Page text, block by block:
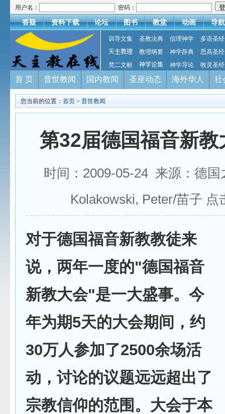
用户名： 密码：
答疑 资料下载 论坛 图书 教堂 动画 导航
训导文集 圣教法典 信理神学
多语圣经
天主教理
教理纲要 神学辞典
思高圣经
梵二文献
神学论集 神学导论 牧灵圣经
首 页 普世教闻 国内教闻 圣座动态 海外华人 社
您当前的位置： 首页 > 普世教闻
第32届德国福音新教
时间：2009-05-24 来源：德
Kolakowski, Peter/苗子 点
对于德国福音新教教徒来
说，两年一度的"德国福音
新教大会"是一大盛事。今
年为期5天的大会期间，约
30万人参加了2500余场活
动，讨论的议题远远超出了
宗教信仰的范围。大会于本